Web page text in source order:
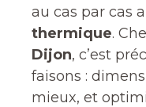
au cas par cas
thermique.
Dijon, c’est
faisons :
mieux, et